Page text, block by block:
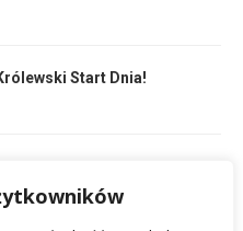
Start Dnia!